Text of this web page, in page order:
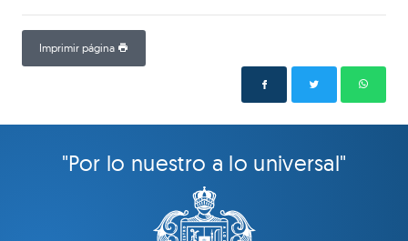
Imprimir página
"Por lo nuestro a lo universal"